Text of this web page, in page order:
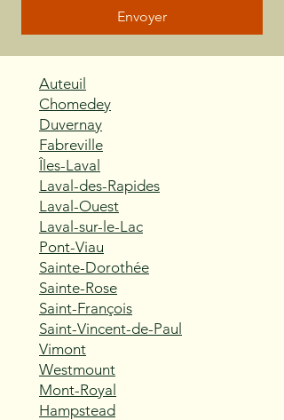
Envoyer
Auteuil
Chomedey
Duvernay
Fabreville
Îles-Laval
Laval-des-Rapides
Laval-Ouest
Laval-sur-le-Lac
Pont-Viau
Sainte-Dorothée
Sainte-Rose
Saint-François
Saint-Vincent-de-Paul
Vimont
Westmount
Mont-Royal
Hampstead